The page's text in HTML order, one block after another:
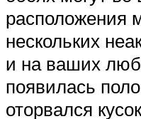
расположения
нескольких
и на ваших
появилась
оторвался